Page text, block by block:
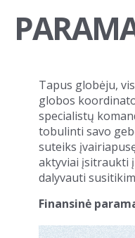
Tapus globėju,
globos
specialistų
tobulinti savo
suteiks
aktyviai įsitraukti
dalyvauti
Finansinė